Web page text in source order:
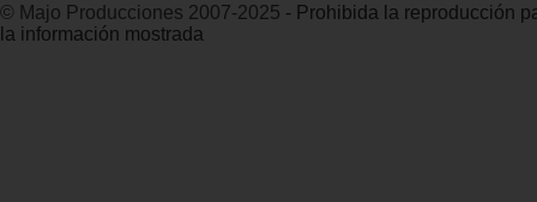
© Majo Producciones 2007-2025 - Prohibida la reproducción
la información mostrada